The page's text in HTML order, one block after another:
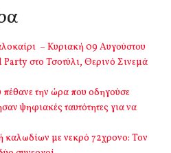
– Κυριακή 09 Αυγούστου
στο Τσοτύλι, Θερινό Σινεμά
την ώρα που οδηγούσε
ψηφιακές ταυτότητες για να
καλωδίων με νεκρό 72χρονο: Τον